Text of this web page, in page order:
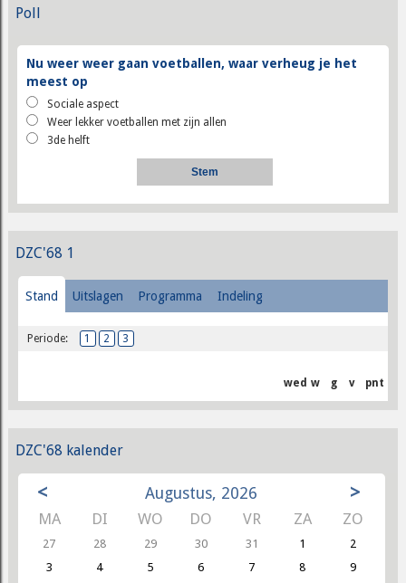
Poll
Nu weer weer gaan voetballen, waar verheug je het
meest op
Sociale aspect
Weer lekker voetballen met zijn allen
3de helft
DZC'68 1
Stand Uitslagen Programma Indeling
Periode: 1 2 3
wed w g v pnt
DZC'68 kalender
< Augustus, 2026 >
MA DI WO DO VR ZA ZO
27 28 29 30 31 1
2
3
4 5 6 7 8
9